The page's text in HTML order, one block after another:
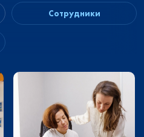
Сотрудники